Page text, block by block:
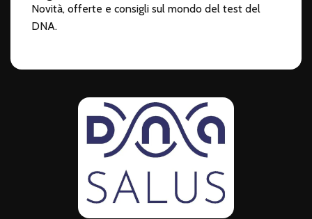
Novità, offerte e consigli sul mondo del test del
DNA.